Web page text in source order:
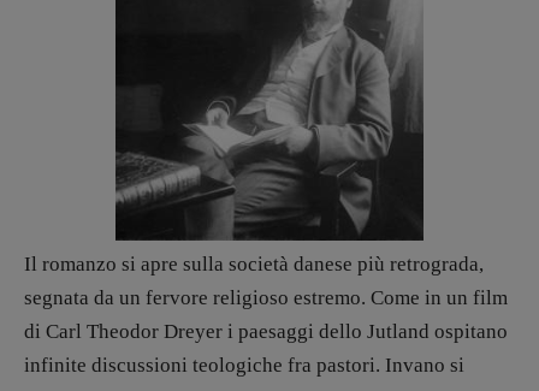
Nicole
Tania Tonin
Case editrici e coordinamento
recensioni:
Elio Grasso
[eliovoyager@gmail.com]
Coordinamento Primo Piano
Elisabetta Michielin
[michielin.elisabetta@gmail.com]
Anna da Re
[anna.dare.comunicazione@gmail. com]
Il romanzo si apre sulla società danese più retrograda,
segnata da un fervore religioso estremo. Come in un film
di Carl Theodor Dreyer i paesaggi dello Jutland ospitano
infinite discussioni teologiche fra pastori. Invano si